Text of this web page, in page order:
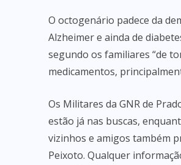
O octogenário padece da
Alzheimer e ainda de
segundo os familiares “de
medicamentos,
Os Militares da GNR de
estão já nas buscas,
vizinhos e amigos também
Peixoto. Qualquer